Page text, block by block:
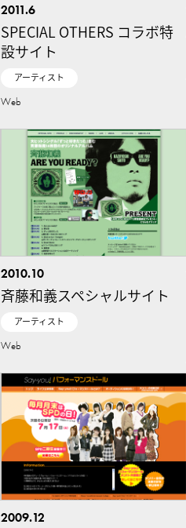
2011.6
SPECIAL OTHERS コラボ特
設サイト
アーティスト
Web
2010.10
斉藤和義スペシャルサイト
アーティスト
Web
2009.12